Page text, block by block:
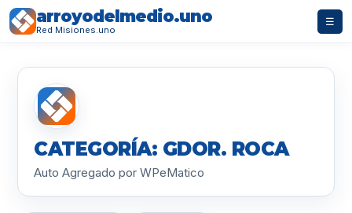
arroyodelmedio.uno
Red Misiones.uno
☰
CATEGORÍA: GDOR. ROCA
Auto Agregado por WPeMatico